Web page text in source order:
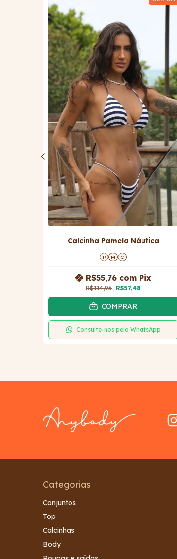
Calcinha Pamela Náutica
P M G
R$114,95 R$57,48
R$55,76 com Pix
COMPRAR
Consulte-nos pelo WhatsApp
Categorias
Conjuntos
Top
Calcinhas
Body